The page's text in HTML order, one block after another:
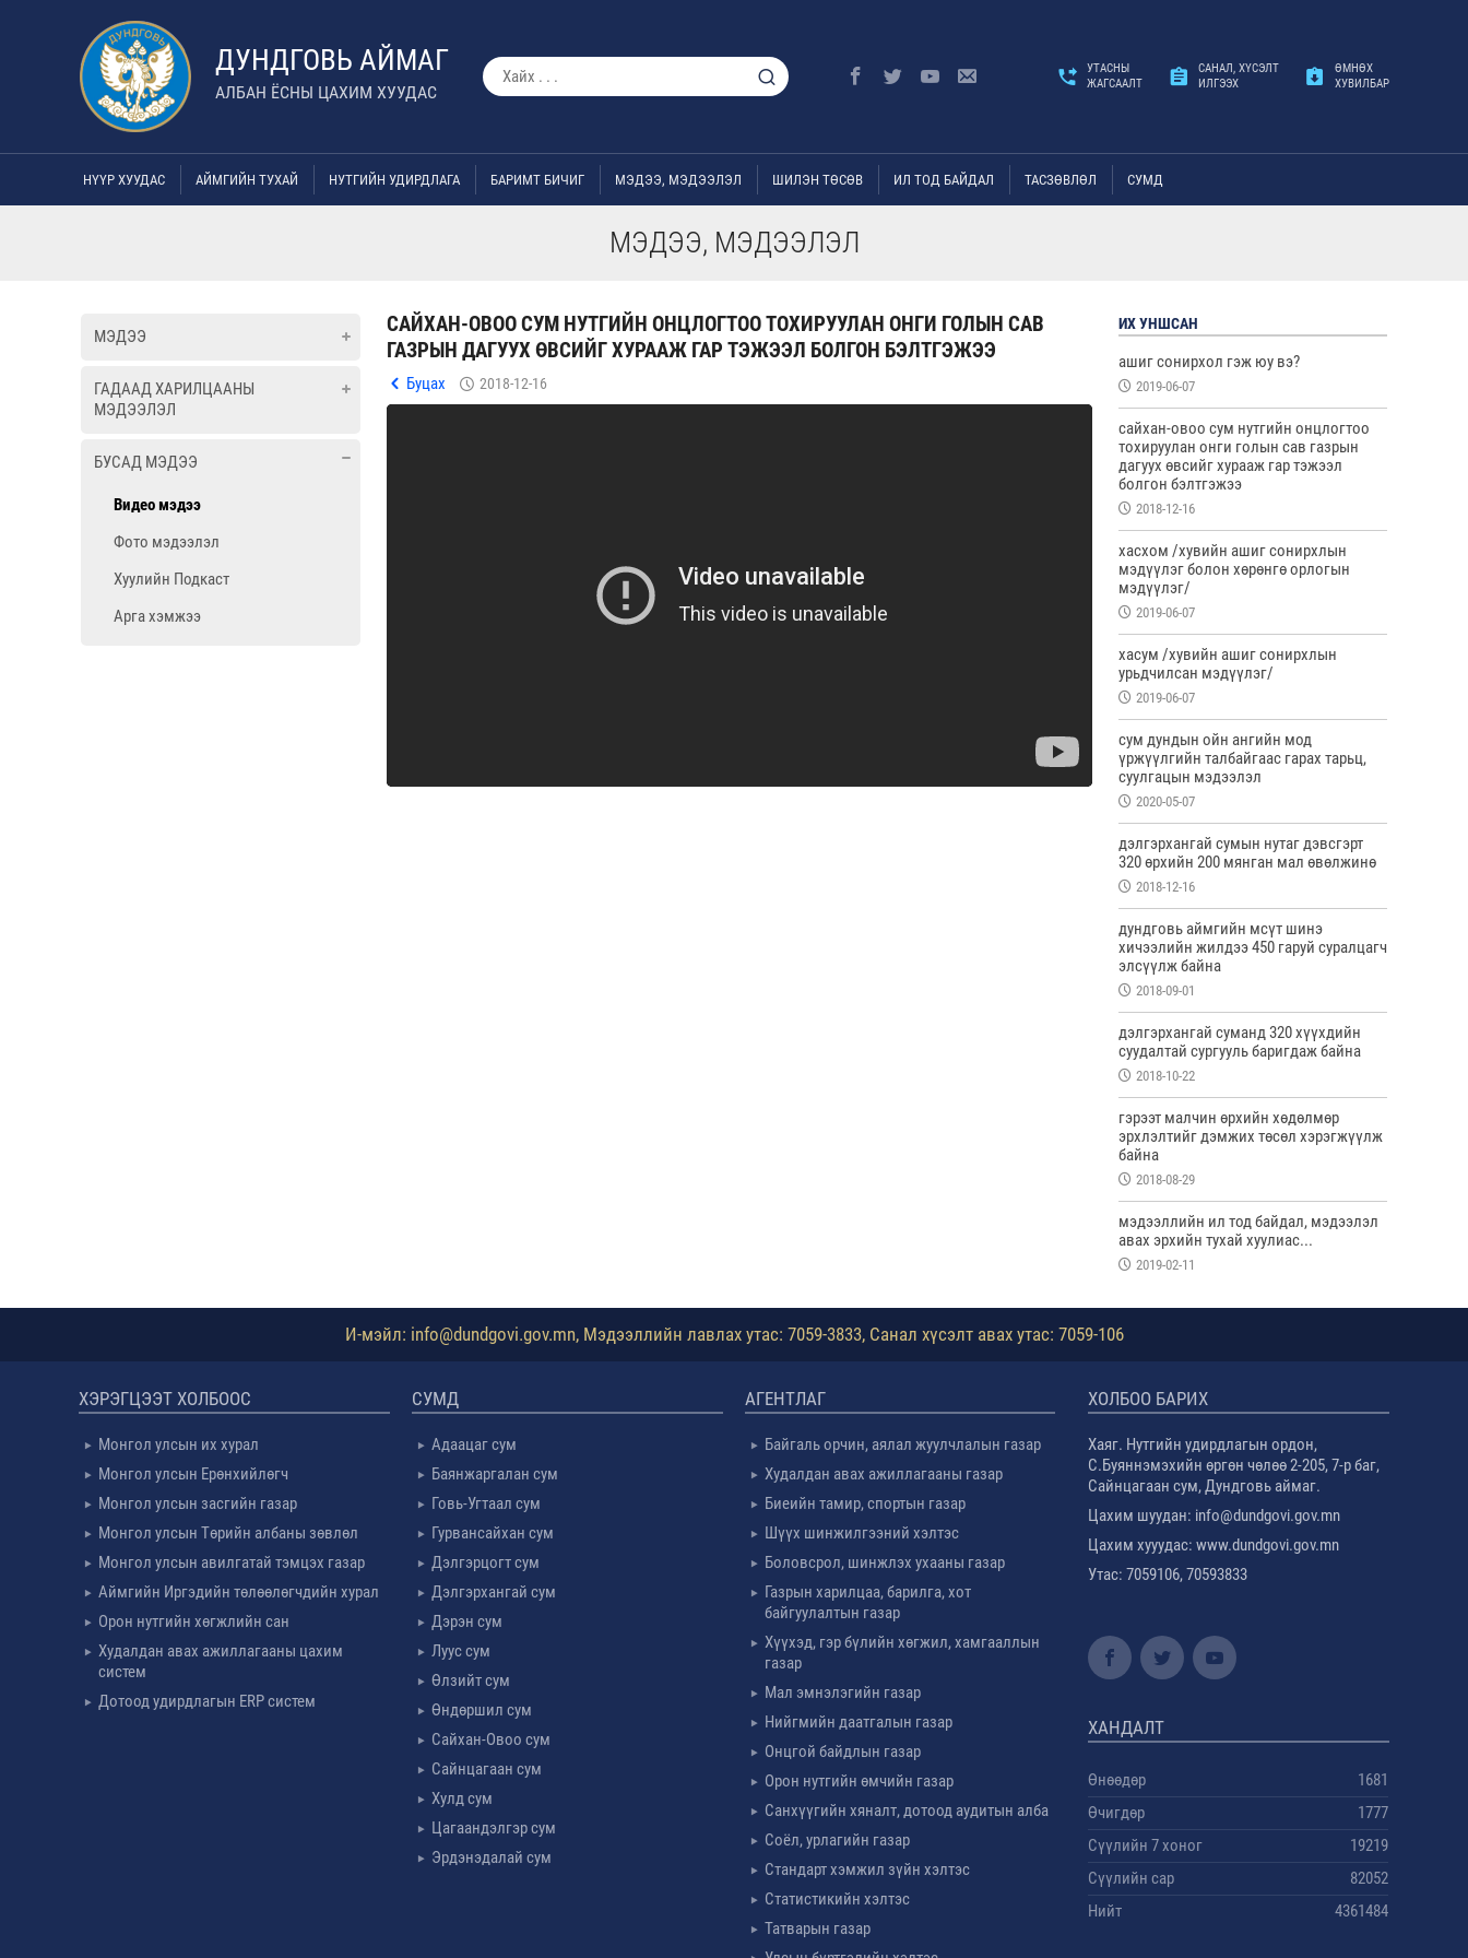
ДУНДГОВЬ АЙМАГ
АЛБАН ЁСНЫ ЦАХИМ ХУУДАС
УТАСНЫ
ЖАГСААЛТ
САНАЛ, ХҮСЭЛТ
ИЛГЭЭХ
ӨМНӨХ
ХУВИЛБАР
НҮҮР ХУУДАС АЙМГИЙН ТУХАЙ НУТГИЙН УДИРДЛАГА БАРИМТ БИЧИГ МЭДЭЭ, МЭДЭЭЛЭЛ ШИЛЭН ТӨСӨВ ИЛ ТОД БАЙДАЛ ТАСЗӨВЛӨЛ СУМД
МЭДЭЭ, МЭДЭЭЛЭЛ
МЭДЭЭ
ГАДААД ХАРИЛЦААНЫ
МЭДЭЭЛЭЛ
БУСАД МЭДЭЭ
Видео мэдээ
Фото мэдээлэл
Хуулийн Подкаст
Арга хэмжээ
САЙХАН-ОВОО СУМ НУТГИЙН ОНЦЛОГТОО ТОХИРУУЛАН ОНГИ ГОЛЫН САВ
ГАЗРЫН ДАГУУХ ӨВСИЙГ ХУРААЖ ГАР ТЭЖЭЭЛ БОЛГОН БЭЛТГЭЖЭЭ
Буцах 2018-12-16
ИХ УНШСАН
ашиг сонирхол гэж юу вэ?
2019-06-07
сайхан-овоо сум нутгийн онцлогтоо
тохируулан онги голын сав газрын
дагуух өвсийг хурааж гар тэжээл
болгон бэлтгэжээ
2018-12-16
хасхом /хувийн ашиг сонирхлын
мэдүүлэг болон хөрөнгө орлогын
мэдүүлэг/
2019-06-07
хасум /хувийн ашиг сонирхлын
урьдчилсан мэдүүлэг/
2019-06-07
сум дундын ойн ангийн мод
үржүүлгийн талбайгаас гарах тарьц,
суулгацын мэдээлэл
2020-05-07
дэлгэрхангай сумын нутаг дэвсгэрт
320 өрхийн 200 мянган мал өвөлжинө
2018-12-16
дундговь аймгийн мсүт шинэ
хичээлийн жилдээ 450 гаруй суралцагч
элсүүлж байна
2018-09-01
дэлгэрхангай суманд 320 хүүхдийн
суудалтай сургууль баригдаж байна
2018-10-22
гэрээт малчин өрхийн хөдөлмөр
эрхлэлтийг дэмжих төсөл хэрэгжүүлж
байна
2018-08-29
мэдээллийн ил тод байдал, мэдээлэл
авах эрхийн тухай хуулиас...
2019-02-11
И-мэйл: info@dundgovi.gov.mn, Мэдээллийн лавлах утас: 7059-3833, Санал хүсэлт авах утас: 7059-106
ХЭРЭГЦЭЭТ ХОЛБООС
Монгол улсын их хурал
Монгол улсын Ерөнхийлөгч
Монгол улсын засгийн газар
Монгол улсын Төрийн албаны зөвлөл
Монгол улсын авилгатай тэмцэх газар
Аймгийн Иргэдийн төлөөлөгчдийн хурал
Орон нутгийн хөгжлийн сан
Худалдан авах ажиллагааны цахим
систем
Дотоод удирдлагын ERP систем
СУМД
Адаацаг сум
Баянжаргалан сум
Говь-Угтаал сум
Гурвансайхан сум
Дэлгэрцогт сум
Дэлгэрхангай сум
Дэрэн сум
Луус сум
Өлзийт сум
Өндөршил сум
Сайхан-Овоо сум
Сайнцагаан сум
Хулд сум
Цагаандэлгэр сум
Эрдэнэдалай сум
АГЕНТЛАГ
Байгаль орчин, аялал жуулчлалын газар
Худалдан авах ажиллагааны газар
Биеийн тамир, спортын газар
Шүүх шинжилгээний хэлтэс
Боловсрол, шинжлэх ухааны газар
Газрын харилцаа, барилга, хот
байгуулалтын газар
Хүүхэд, гэр бүлийн хөгжил, хамгааллын
газар
Мал эмнэлэгийн газар
Нийгмийн даатгалын газар
Онцгой байдлын газар
Орон нутгийн өмчийн газар
Санхүүгийн хяналт, дотоод аудитын алба
Соёл, урлагийн газар
Стандарт хэмжил зүйн хэлтэс
Статистикийн хэлтэс
Татварын газар
ХОЛБОО БАРИХ
Хаяг. Нутгийн удирдлагын ордон,
С.Буяннэмэхийн өргөн чөлөө 2-205, 7-р баг,
Сайнцагаан сум, Дундговь аймаг.
Цахим шуудан: info@dundgovi.gov.mn
Цахим хууудас: www.dundgovi.gov.mn
Утас: 7059106, 70593833
ХАНДАЛТ
Өнөөдөр
1681
Өчигдөр
1777
Сүүлийн 7 хоног
19219
Сүүлийн сар
82052
Нийт
4361484